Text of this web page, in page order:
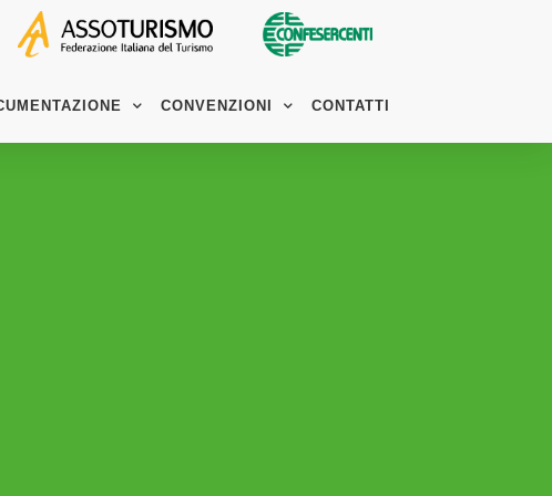
CONVENZIONI CONTATTI